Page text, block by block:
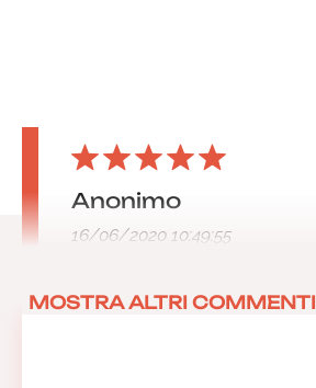
Anonimo
16/06/2020 10:49:55
MOSTRA ALTRI COMMENTI